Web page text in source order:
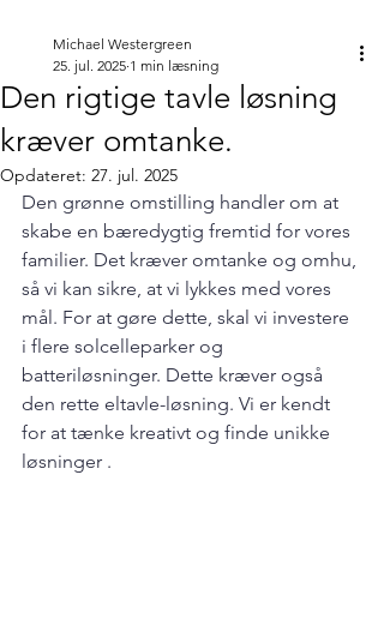
Den rigtige tavle løsning
kræver omtanke.
Michael Westergreen
25. jul. 2025 1 min læsning
Opdateret: 27. jul. 2025
Den grønne omstilling handler om at
skabe en bæredygtig fremtid for vores
familier. Det kræver omtanke og omhu,
så vi kan sikre, at vi lykkes med vores
mål. For at gøre dette, skal vi investere
i flere solcelleparker og
batteriløsninger. Dette kræver også
den rette eltavle-løsning. Vi er kendt
for at tænke kreativt og finde unikke
løsninger .